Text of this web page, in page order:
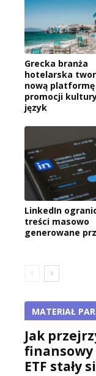
Grecka branża
hotelarska
nową platformę
promocji
język
LinkedIn
treści masowo
generowane
MATERIAŁ
Jak
finansowy
ETF stały